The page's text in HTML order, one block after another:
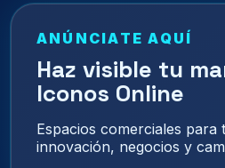
ANÚNCIATE AQUÍ
Haz visible tu
Iconos Online
Espacios comerciales para
innovación, negocios y